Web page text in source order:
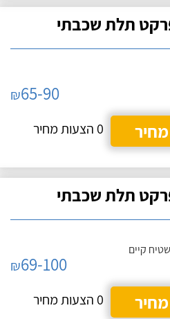
תלת שכבתי
₪65-90
0 הצעות מחיר
תלת שכבתי
קיים
₪69-100
0 הצעות מחיר